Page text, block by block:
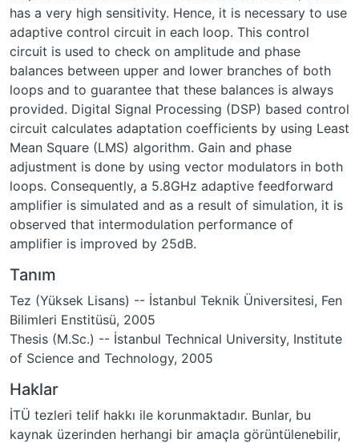
has a very high sensitivity. Hence, it is necessary to use
adaptive control circuit in each loop. This control
circuit is used to check on amplitude and phase
balances between upper and lower branches of both
loops and to guarantee that these balances is always
provided. Digital Signal Processing (DSP) based control
circuit calculates adaptation coefficients by using Least
Mean Square (LMS) algorithm. Gain and phase
adjustment is done by using vector modulators in both
loops. Consequently, a 5.8GHz adaptive feedforward
amplifier is simulated and as a result of simulation, it is
observed that intermodulation performance of
amplifier is improved by 25dB.
Tanım
Tez (Yüksek Lisans) -- İstanbul Teknik Üniversitesi, Fen
Bilimleri Enstitüsü, 2005
Thesis (M.Sc.) -- İstanbul Technical University, Institute
of Science and Technology, 2005
Haklar
İTÜ tezleri telif hakkı ile korunmaktadır. Bunlar, bu
kaynak üzerinden herhangi bir amaçla görüntülenebilir,